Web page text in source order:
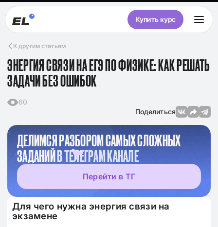
Купить курс
К другим статьям
ЭНЕРГИЯ СВЯЗИ НА ЕГЭ ПО ФИЗИКЕ: КАК РЕШАТЬ
ЗАДАЧИ БЕЗ ОШИБОК
60
Поделиться
ДЕЛИМСЯ РАЗБОРОМ САМЫХ СЛОЖНЫХ
ЗАДАНИЙВ ТЕЛЕГРАМ КАНАЛЕ
Перейти в ТГ
Для чего нужна энергия связи на
экзамене